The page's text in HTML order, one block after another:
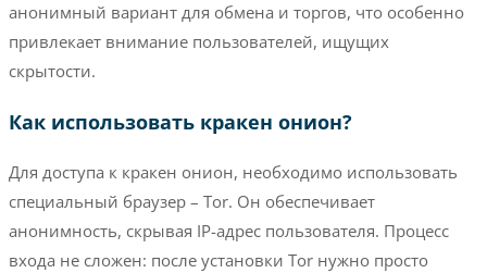
анонимный вариант для обмена и торгов, что особенно
привлекает внимание пользователей, ищущих
скрытости.
Как использовать кракен онион?
Для доступа к кракен онион, необходимо использовать
специальный браузер – Tor. Он обеспечивает
анонимность, скрывая IP-адрес пользователя. Процесс
входа не сложен: после установки Tor нужно просто